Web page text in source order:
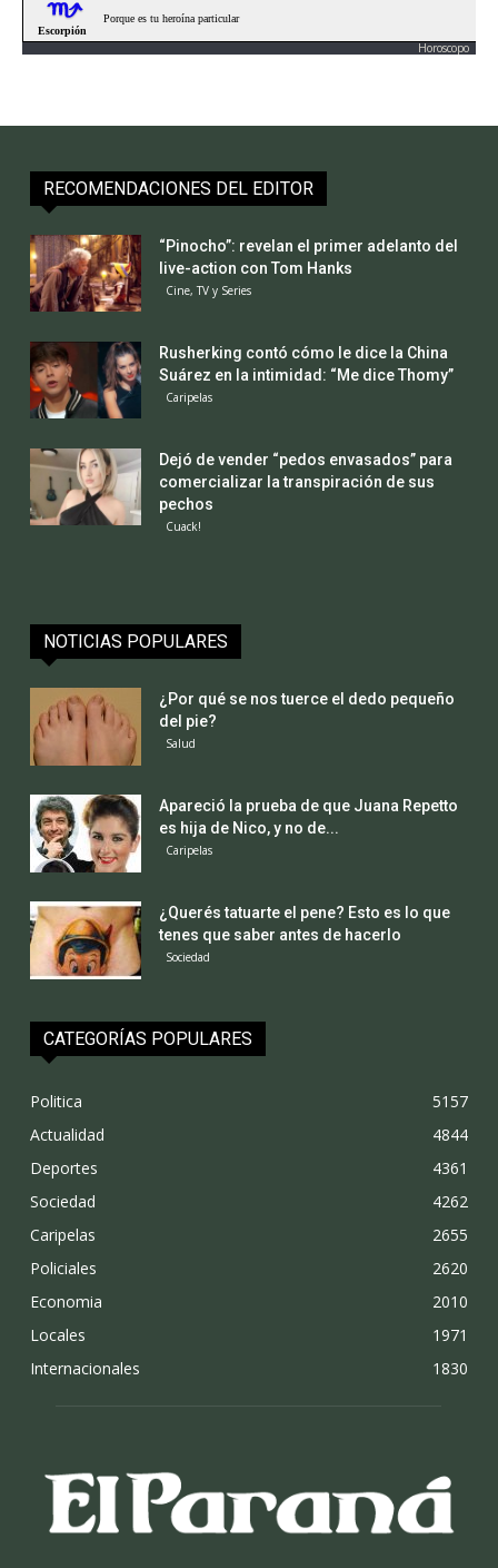
Horoscopo
RECOMENDACIONES DEL EDITOR
“Pinocho”: revelan el primer adelanto del
live-action con Tom Hanks
Cine, TV y Series
Rusherking contó cómo le dice la China
Suárez en la intimidad: “Me dice Thomy”
Caripelas
Dejó de vender “pedos envasados” para
comercializar la transpiración de sus
pechos
Cuack!
NOTICIAS POPULARES
¿Por qué se nos tuerce el dedo pequeño
del pie?
Salud
Apareció la prueba de que Juana Repetto
es hija de Nico, y no de...
Caripelas
¿Querés tatuarte el pene? Esto es lo que
tenes que saber antes de hacerlo
Sociedad
CATEGORÍAS POPULARES
Politica
5157
Actualidad
4844
Deportes
4361
Sociedad
4262
Caripelas
2655
Policiales
2620
Economia
2010
Locales
1971
Internacionales
1830